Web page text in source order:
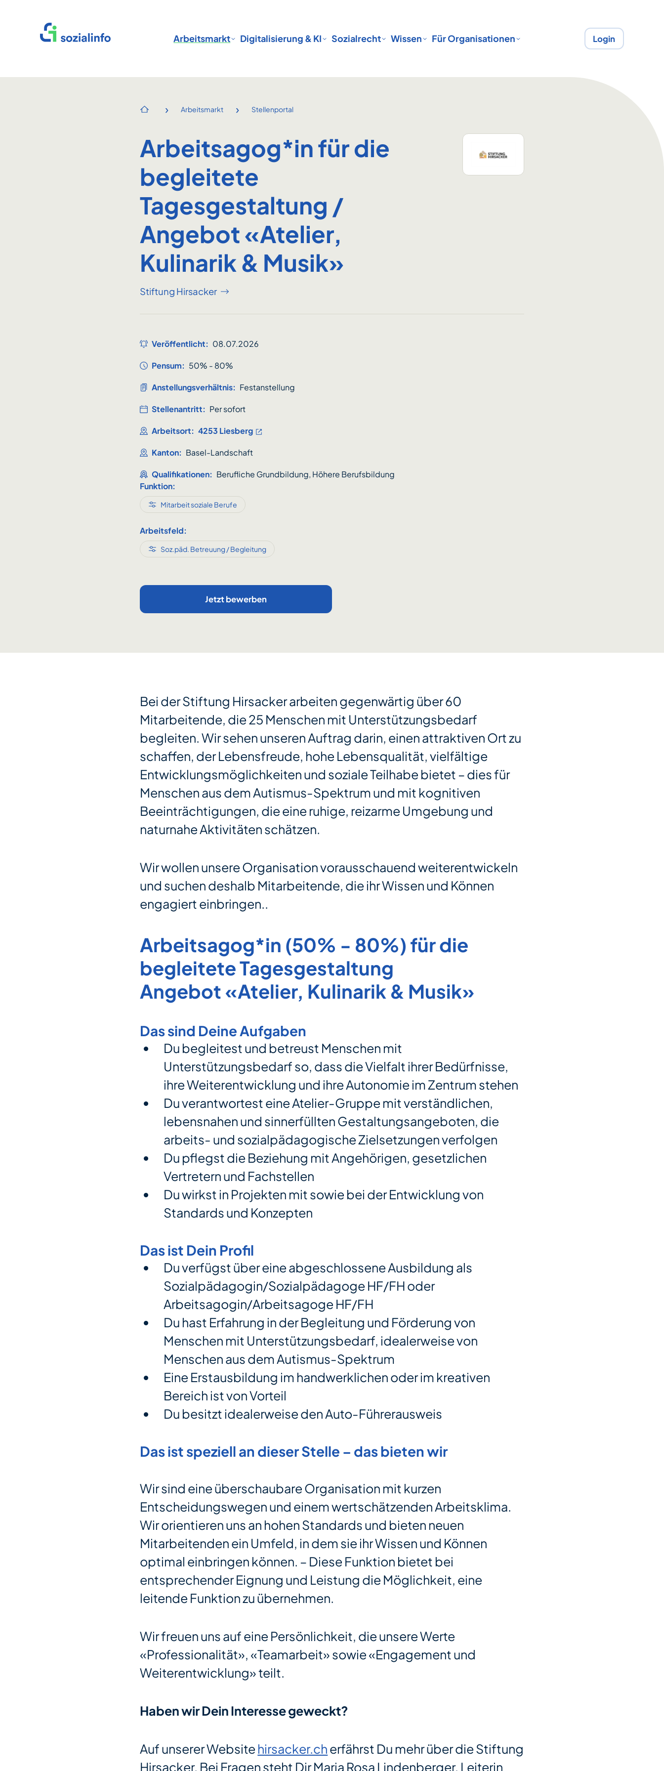
Startseite
Arbeitsmarkt Digitalisierung & KI Sozialrecht Wissen Für Organisationen Login
Startseite
› Arbeitsmarkt › Stellenportal
Arbeitsagog*in für die
begleitete
Tagesgestaltung /
Angebot «Atelier,
Kulinarik & Musik»
Stiftung Hirsacker
Veröffentlicht: 08.07.2026
Pensum: 50% - 80%
Anstellungsverhältnis: Festanstellung
Stellenantritt: Per sofort
Arbeitsort: 4253 Liesberg
Kanton: Basel-Landschaft
Qualifikationen: Berufliche Grundbildung, Höhere Berufsbildung
Funktion:
Mitarbeit soziale Berufe
Arbeitsfeld:
Soz.päd. Betreuung / Begleitung
Jetzt bewerben
Bei der Stiftung Hirsacker arbeiten gegenwärtig über 60
Mitarbeitende, die 25 Menschen mit Unterstützungsbedarf
begleiten. Wir sehen unseren Auftrag darin, einen attraktiven Ort zu
schaffen, der Lebensfreude, hohe Lebensqualität, vielfältige
Entwicklungsmöglichkeiten und soziale Teilhabe bietet – dies für
Menschen aus dem Autismus-Spektrum und mit kognitiven
Beeinträchtigungen, die eine ruhige, reizarme Umgebung und
naturnahe Aktivitäten schätzen.
Wir wollen unsere Organisation vorausschauend weiterentwickeln
und suchen deshalb Mitarbeitende, die ihr Wissen und Können
engagiert einbringen..
Arbeitsagog*in (50% - 80%) für die
begleitete Tagesgestaltung
Angebot «Atelier, Kulinarik & Musik»
Das sind Deine Aufgaben
Du begleitest und betreust Menschen mit
Unterstützungsbedarf so, dass die Vielfalt ihrer Bedürfnisse,
ihre Weiterentwicklung und ihre Autonomie im Zentrum stehen
Du verantwortest eine Atelier-Gruppe mit verständlichen,
lebensnahen und sinnerfüllten Gestaltungsangeboten, die
arbeits- und sozialpädagogische Zielsetzungen verfolgen
Du pflegst die Beziehung mit Angehörigen, gesetzlichen
Vertretern und Fachstellen
Du wirkst in Projekten mit sowie bei der Entwicklung von
Standards und Konzepten
Das ist Dein Profil
Du verfügst über eine abgeschlossene Ausbildung als
Sozialpädagogin/Sozialpädagoge HF/FH oder
Arbeitsagogin/Arbeitsagoge HF/FH
Du hast Erfahrung in der Begleitung und Förderung von
Menschen mit Unterstützungsbedarf, idealerweise von
Menschen aus dem Autismus-Spektrum
Eine Erstausbildung im handwerklichen oder im kreativen
Bereich ist von Vorteil
Du besitzt idealerweise den Auto-Führerausweis
Das ist speziell an dieser Stelle – das bieten wir
Wir sind eine überschaubare Organisation mit kurzen
Entscheidungswegen und einem wertschätzenden Arbeitsklima.
Wir orientieren uns an hohen Standards und bieten neuen
Mitarbeitenden ein Umfeld, in dem sie ihr Wissen und Können
optimal einbringen können. – Diese Funktion bietet bei
entsprechender Eignung und Leistung die Möglichkeit, eine
leitende Funktion zu übernehmen.
Wir freuen uns auf eine Persönlichkeit, die unsere Werte
«Professionalität», «Teamarbeit» sowie «Engagement und
Weiterentwicklung» teilt.
Haben wir Dein Interesse geweckt?
Auf unserer Website hirsacker.cherfährst Du mehr über die Stiftung
Hirsacker. Bei Fragen steht Dir Maria Rosa Lindenberger, Leiterin